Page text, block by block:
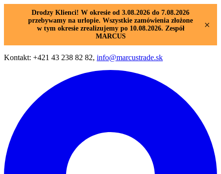
Drodzy Klienci! W okresie od 3.08.2026 do 7.08.2026
przebywamy na urlopie. Wszystkie zamówienia złożone
w tym okresie zrealizujemy po 10.08.2026. Zespół
MARCUS
×
Kontakt: +421 43 238 82 82, info@marcustrade.sk